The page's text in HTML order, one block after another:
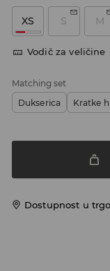
XS S M
Vodič za veličine
Matching set
Dukserica
Kratke
Dostupnost u